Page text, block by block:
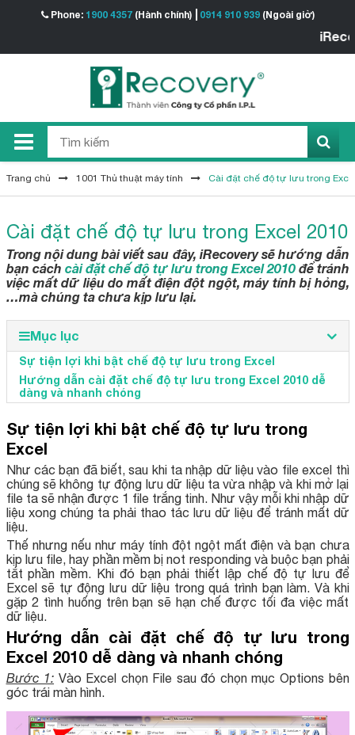
Phone: 1900 4357(Hành chính) 0914 910 939(Ngoài giờ)
Trang chủ 1001 Thủ thuật máy tính Cài đặt chế độ tự lưu trong
Cài đặt chế độ tự lưu trong Excel 2010
Trong nội dung bài viết sau đây, iRecovery sẽ hướng dẫn
bạn cách cài đặt chế độ tự lưu trong Excel 2010để tránh
việc mất dữ liệu do mất điện đột ngột, máy tính bị hỏng,
…mà chúng ta chưa kịp lưu lại.
Mục lục
Sự tiện lợi khi bật chế độ tự lưu trong Excel
Hướng dẫn cài đặt chế độ tự lưu trong Excel 2010 dễ
dàng và nhanh chóng
Sự tiện lợi khi bật chế độ tự lưu trong
Excel
Như các bạn đã biết, sau khi ta nhập dữ liệu vào file excel thì
chúng sẽ không tự động lưu dữ liệu ta vừa nhập và khi mở lại
file ta sẽ nhận được 1 file trắng tinh. Như vậy mỗi khi nhập dữ
liệu xong chúng ta phải thao tác lưu dữ liệu để tránh mất dữ
liệu.
Thế nhưng nếu như máy tính đột ngột mất điện và bạn chưa
kịp lưu file, hay phần mềm bị not responding và buộc bạn phải
tắt phần mềm. Khi đó bạn phải thiết lập chế độ tự lưu để
Excel sẽ tự động lưu dữ liệu trong quá trình bạn làm. Và khi
gặp 2 tình huống trên bạn sẽ hạn chế được tối đa việc mất
dữ liệu.
Hướng dẫn cài đặt chế độ tự lưu trong
Excel 2010 dễ dàng và nhanh chóng
Bước 1: Vào Excel chọn File sau đó chọn mục Options bên
góc trái màn hình.